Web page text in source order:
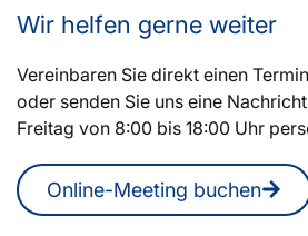
Wir helfen gerne weiter
Vereinbaren Sie direkt einen
oder senden Sie uns eine
Freitag von 8:00 bis 18:00 Uhr
Online-Meeting buchen